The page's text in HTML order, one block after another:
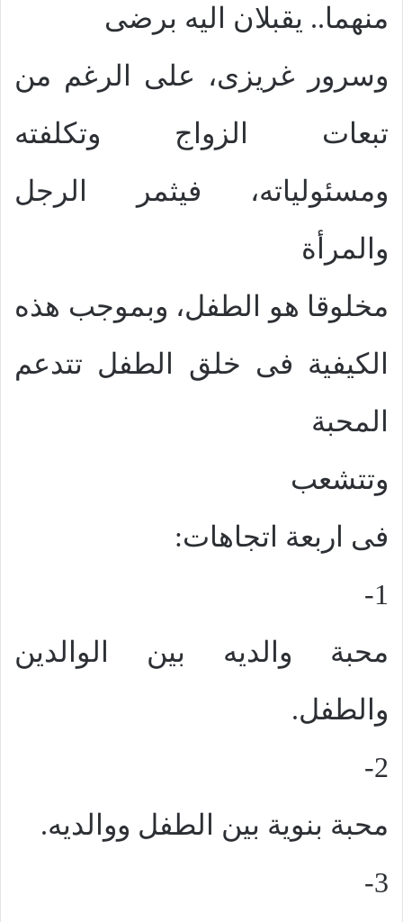
منهما.. يقبلان اليه برضى
وسرور غريزى، على الرغم من
تبعات الزواج وتكلفته
ومسئولياته، فيثمر الرجل
والمرأة
مخلوقا هو الطفل، وبموجب هذه
الكيفية فى خلق الطفل تتدعم
المحبة
وتتشعب
فى اربعة اتجاهات:
1-
محبة والديه بين الوالدين
والطفل.
2-
محبة بنوية بين الطفل ووالديه.
3-